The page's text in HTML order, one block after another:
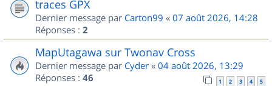
traces GPX
Dernier message par Carton99 « 07 août 2026, 14:28
Réponses : 2
MapUtagawa sur Twonav Cross
Dernier message par Cyder « 04 août 2026, 13:29
Réponses : 46 1 2 3 4 5